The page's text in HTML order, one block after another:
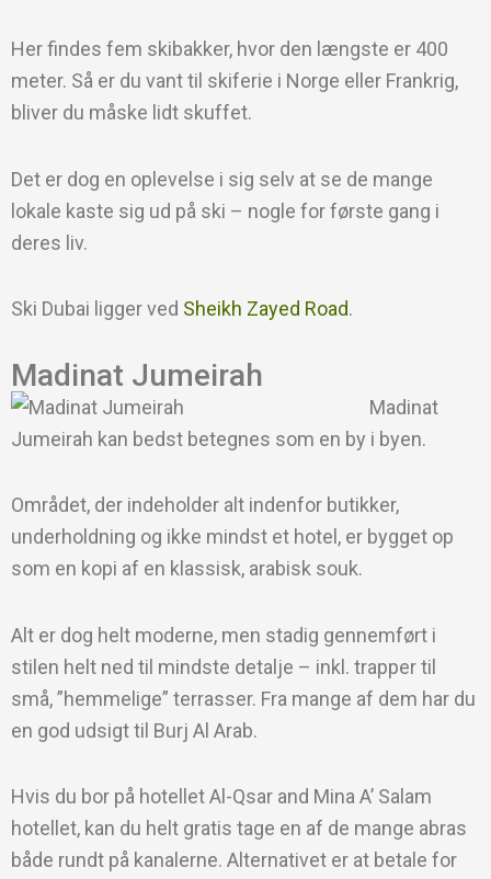
Her findes fem skibakker, hvor den længste er 400
meter. Så er du vant til skiferie i Norge eller Frankrig,
bliver du måske lidt skuffet.
Det er dog en oplevelse i sig selv at se de mange
lokale kaste sig ud på ski – nogle for første gang i
deres liv.
Ski Dubai ligger ved Sheikh Zayed Road.
Madinat Jumeirah
Madinat
Jumeirah kan bedst betegnes som en by i byen.
Området, der indeholder alt indenfor butikker,
underholdning og ikke mindst et hotel, er bygget op
som en kopi af en klassisk, arabisk souk.
Alt er dog helt moderne, men stadig gennemført i
stilen helt ned til mindste detalje – inkl. trapper til
små, ”hemmelige” terrasser. Fra mange af dem har du
en god udsigt til Burj Al Arab.
Hvis du bor på hotellet Al-Qsar and Mina A’ Salam
hotellet, kan du helt gratis tage en af de mange abras
både rundt på kanalerne. Alternativet er at betale for